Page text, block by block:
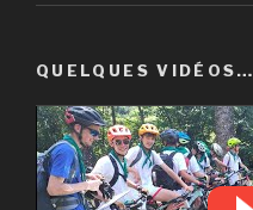
QUELQUES VIDÉOS…